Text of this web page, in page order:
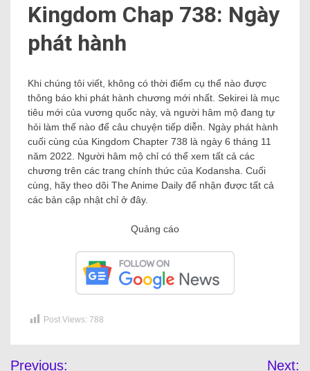
Kingdom Chap 738: Ngày
phát hành
Khi chúng tôi viết, không có thời điểm cụ thể nào được
thông báo khi phát hành chương mới nhất. Sekirei là mục
tiêu mới của vương quốc này, và người hâm mộ đang tự
hỏi làm thế nào để câu chuyện tiếp diễn. Ngày phát hành
cuối cùng của Kingdom Chapter 738 là ngày 6 tháng 11
năm 2022. Người hâm mộ chỉ có thể xem tất cả các
chương trên các trang chính thức của Kodansha. Cuối
cùng, hãy theo dõi The Anime Daily để nhận được tất cả
các bản cập nhật chỉ ở đây.
Quảng cáo
Post Views: 788
Previous: Next: